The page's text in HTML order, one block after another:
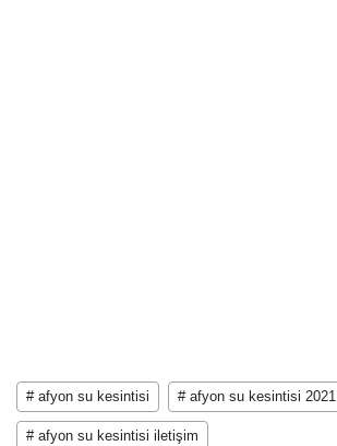
# afyon su kesintisi # afyon su kesintisi 2021
# afyon su kesintisi iletişim